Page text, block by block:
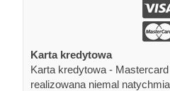
Karta kredytowa
Karta kredytowa -
realizowana niemal